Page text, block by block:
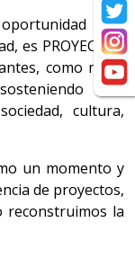
para
es PROYECTAR
como masa
este
cultura,
un momento y
de proyectos,
reconstruimos la